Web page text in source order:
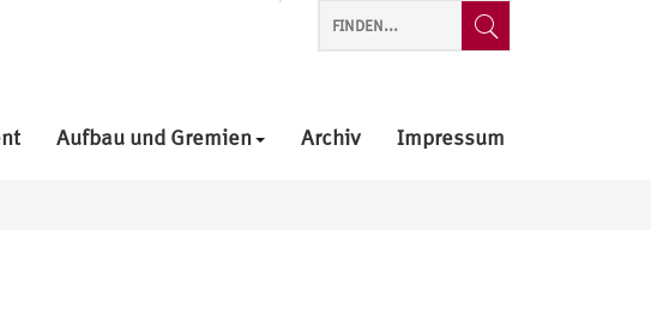
Aufbau und Gremien Archiv Impressum